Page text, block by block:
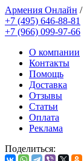
Армения Онлайн /
+7 (495) 646-88-81
+7 (966) 099-97-66
О компании
Контакты
Помощь
Доставка
Отзывы
Статьи
Оплата
Реклама
Поделиться: